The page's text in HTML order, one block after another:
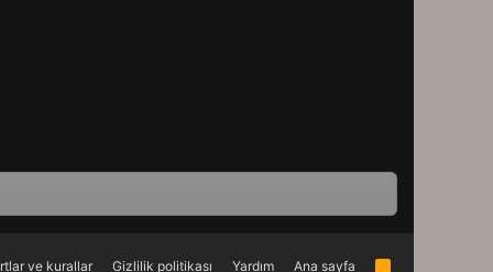
ve kurallar Gizlilik politikası Yardım Ana sayfa R